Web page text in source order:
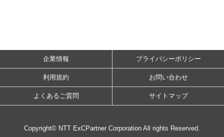
企業情報 プライバシーポリシー
利用規約 お問い合わせ
よくあるご質問 サイトマップ
Copyright© NTT ExCPartner Corporation All rights Reserved.